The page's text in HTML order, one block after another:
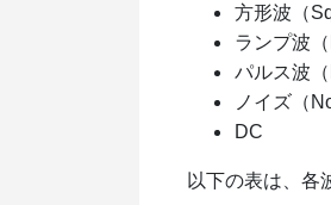
方形波（
ランプ波（
パルス波（
ノイズ（
DC
以下の表は、各